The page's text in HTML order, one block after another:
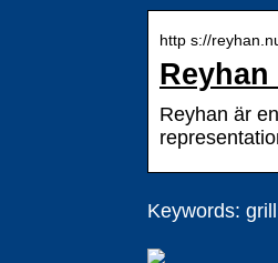
http s://
Reyhan är
Keywords: